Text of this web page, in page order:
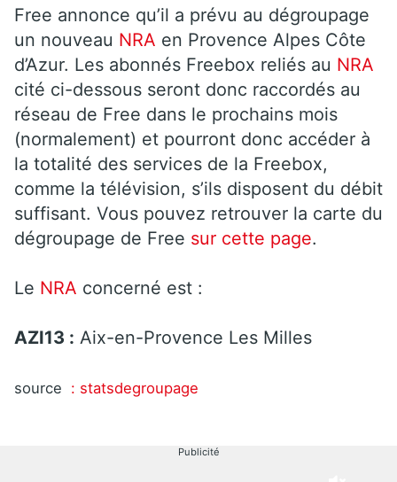
Free annonce qu’il a prévu au dégroupage
un nouveau NRA en Provence Alpes Côte
d’Azur. Les abonnés Freebox reliés au NRA
cité ci-dessous seront donc raccordés au
réseau de Free dans le prochains mois
(normalement) et pourront donc accéder à
la totalité des services de la Freebox,
comme la télévision, s’ils disposent du débit
suffisant. Vous pouvez retrouver la carte du
dégroupage de Free sur cette page.
Le NRA concerné est :
AZI13 : Aix-en-Provence Les Milles
source : statsdegroupage
Publicité